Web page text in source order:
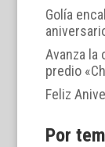
Golía
Avanza la
predio
Feliz
Por